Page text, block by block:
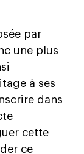
par
une plus
à ses
dans
cette
ce